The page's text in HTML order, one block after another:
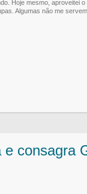
Hoje mesmo, aproveitei
Algumas não me
consagra